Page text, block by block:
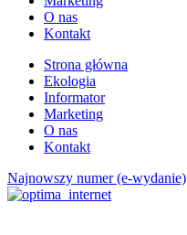
O nas
Kontakt
Strona główna
Ekologia
Informator
Marketing
O nas
Kontakt
Najnowszy numer (e-wydanie)